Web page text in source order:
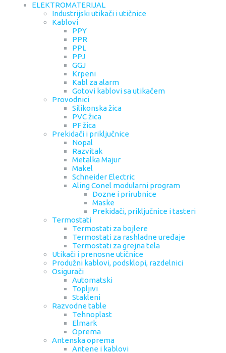
ELEKTROMATERIJAL
Industrijski utikači i utičnice
Kablovi
PPY
PPR
PPL
PPJ
GGJ
Krpeni
Kabl za alarm
Gotovi kablovi sa utikačem
Provodnici
Silikonska žica
PVC žica
PF žica
Prekidači i priključnice
Nopal
Razvitak
Metalka Majur
Makel
Schneider Electric
Aling Conel modularni program
Dozne i prirubnice
Maske
Prekidači, priključnice i tasteri
Termostati
Termostati za bojlere
Termostati za rashladne uređaje
Termostati za grejna tela
Utikači i prenosne utičnice
Produžni kablovi, podsklopi, razdelnici
Osigurači
Automatski
Topljivi
Stakleni
Razvodne table
Tehnoplast
Elmark
Oprema
Antenska oprema
Antene i kablovi